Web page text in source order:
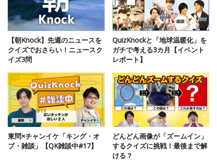
【朝Knock】先週のニュースを
クイズでおさらい！ニュースク
イズ3問
QuizKnockと「地球温暖化」を
ガチで考える3カ月【イベント
レポート】
東問×チャンイケ「キング・オ
ブ・雑談」【QK雑談中#17】
どんどん画像が「ズームイン」
するクイズに挑戦！最後まで解
ける？